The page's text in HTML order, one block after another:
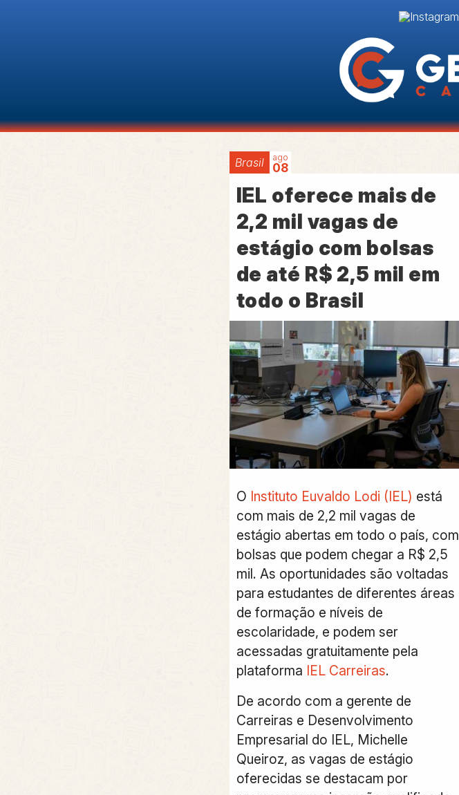
Brasil 08
ago
IEL oferece mais de
2,2 mil vagas de
estágio com bolsas
de até R$ 2,5 mil em
todo o Brasil
O Instituto Euvaldo Lodi (IEL) está
com mais de 2,2 mil vagas de
estágio abertas em todo o país, com
bolsas que podem chegar a R$ 2,5
mil. As oportunidades são voltadas
para estudantes de diferentes áreas
de formação e níveis de
escolaridade, e podem ser
acessadas gratuitamente pela
plataforma IEL Carreiras.
De acordo com a gerente de
Carreiras e Desenvolvimento
Empresarial do IEL, Michelle
Queiroz, as vagas de estágio
oferecidas se destacam por